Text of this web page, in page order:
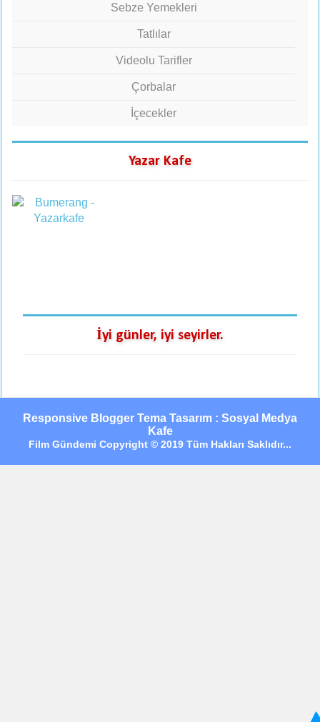
Sebze Yemekleri
Tatlılar
Videolu Tarifler
Çorbalar
İçecekler
Yazar Kafe
İyi günler, iyi seyirler.
Responsive Blogger Tema Tasarım : Sosyal Medya
Kafe
Film Gündemi Copyright © 2019 Tüm Hakları Saklıdır...